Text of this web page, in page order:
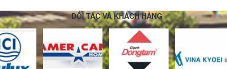
ĐỐI TÁC VÀ KHÁCH HÀNG